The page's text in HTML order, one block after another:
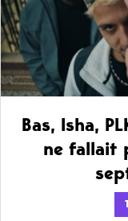
Bas, Isha,
ne fallait